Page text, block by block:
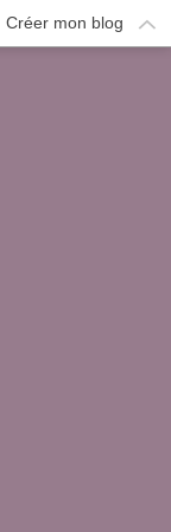
Créer mon blog